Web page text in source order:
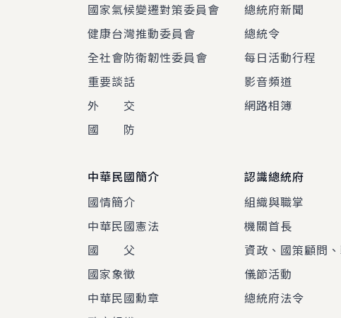
國家氣候變遷對策委員會
健康台灣推動委員會
全社會防衛韌性委員會
重要談話
外 交
國 防
總統府新聞
總統令
每日活動行程
影音頻道
網路相簿
中華民國簡介
國情簡介
中華民國憲法
國 父
國家象徵
中華民國勳章
認識總統府
組織與職掌
機關首長
資政、國策顧問
儀節活動
總統府法令